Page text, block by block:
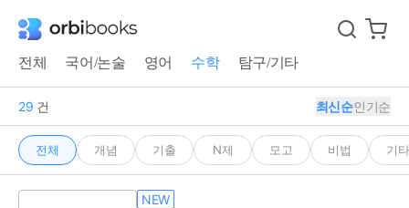
전체 국어/논술 영어 수학 탐구/기타
29 건 최신순인기순
전체 개념 기출 N제 모고 비법 기타
NEW